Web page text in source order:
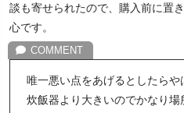
談も寄せられたので、購入前に置
心です。
唯一悪い点をあげるとしたらや
炊飯器より大きいのでかなり場